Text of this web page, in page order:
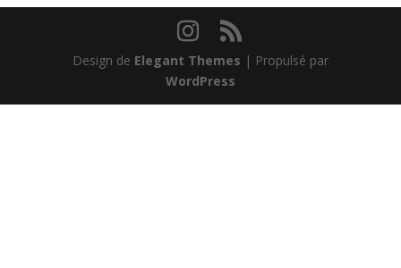
Design de Elegant Themes | Propulsé par
WordPress